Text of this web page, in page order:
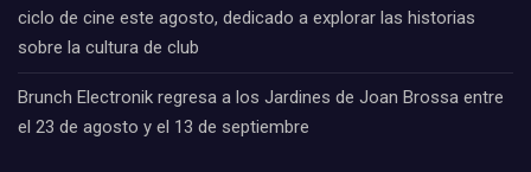
ciclo de cine este agosto, dedicado a explorar las historias
sobre la cultura de club
Brunch Electronik regresa a los Jardines de Joan Brossa entre
el 23 de agosto y el 13 de septiembre